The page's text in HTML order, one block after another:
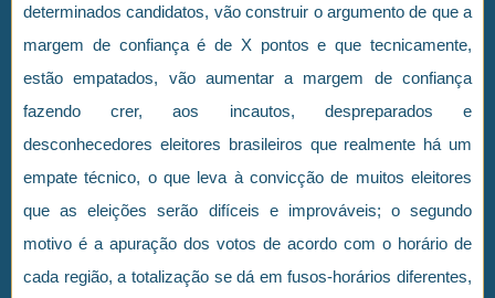
determinados candidatos, vão construir o argumento de que a
margem de confiança é de X pontos e que tecnicamente,
estão empatados, vão aumentar a margem de confiança
fazendo crer, aos incautos, despreparados e
desconhecedores eleitores brasileiros que realmente há um
empate técnico, o que leva à convicção de muitos eleitores
que as eleições serão difíceis e improváveis; o segundo
motivo é a apuração dos votos de acordo com o horário de
cada região, a totalização se dá em fusos-horários diferentes,